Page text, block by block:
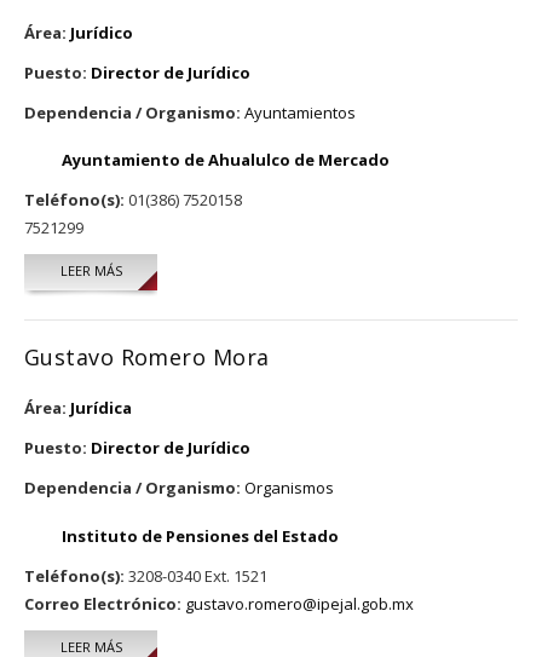
Área: Jurídico
Puesto: Director de Jurídico
Dependencia / Organismo: Ayuntamientos
Ayuntamiento de Ahualulco de Mercado
Teléfono(s): 01(386) 7520158
7521299
LEER MÁSSOBRE ARMANDO NUÑEZ FRIAS
Gustavo Romero Mora
Área: Jurídica
Puesto: Director de Jurídico
Dependencia / Organismo: Organismos
Instituto de Pensiones del Estado
Teléfono(s): 3208-0340 Ext. 1521
Correo Electrónico: gustavo.romero@ipejal.gob.mx
LEER MÁSSOBRE GUSTAVO ROMERO MORA